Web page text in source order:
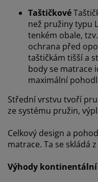
Taštičkové
než pružiny typu
tenkém obale,
ochrana před
taštičkám tišší a
body se matrace
maximální
Střední vrstvu tvoří
ze systému pružin,
Celkový design a
matrace. Ta se skládá
Výhody kontinentální